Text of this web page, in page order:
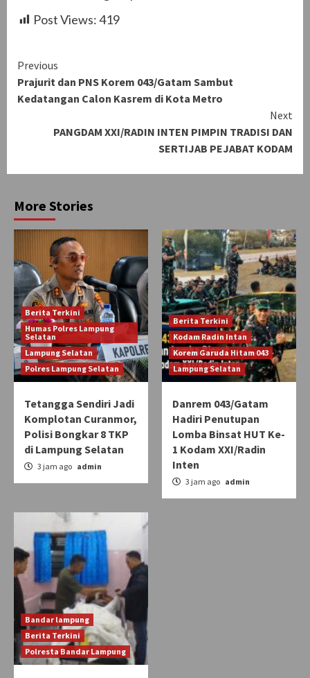
Post Views:419
Continue
Reading
Previous
Prajurit dan PNS Korem 043/Gatam Sambut
Kedatangan Calon Kasrem di Kota Metro
Next
PANGDAM XXI/RADIN INTEN PIMPIN TRADISI DAN
SERTIJAB PEJABAT KODAM
More Stories
Berita Terkini
Humas Polres Lampung
Selatan
Lampung Selatan
Polres Lampung Selatan
Tetangga Sendiri Jadi
Komplotan Curanmor,
Polisi Bongkar 8 TKP
di Lampung Selatan
3 jam ago admin
Berita Terkini
Kodam Radin Intan
Korem Garuda Hitam 043
Lampung Selatan
Danrem 043/Gatam
Hadiri Penutupan
Lomba Binsat HUT Ke-
1 Kodam XXI/Radin
Inten
3 jam ago admin
Bandar lampung
Berita Terkini
Polresta Bandar Lampung